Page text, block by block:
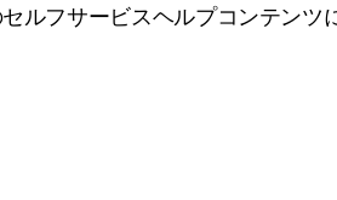
ルフサービスヘルプコンテンツ